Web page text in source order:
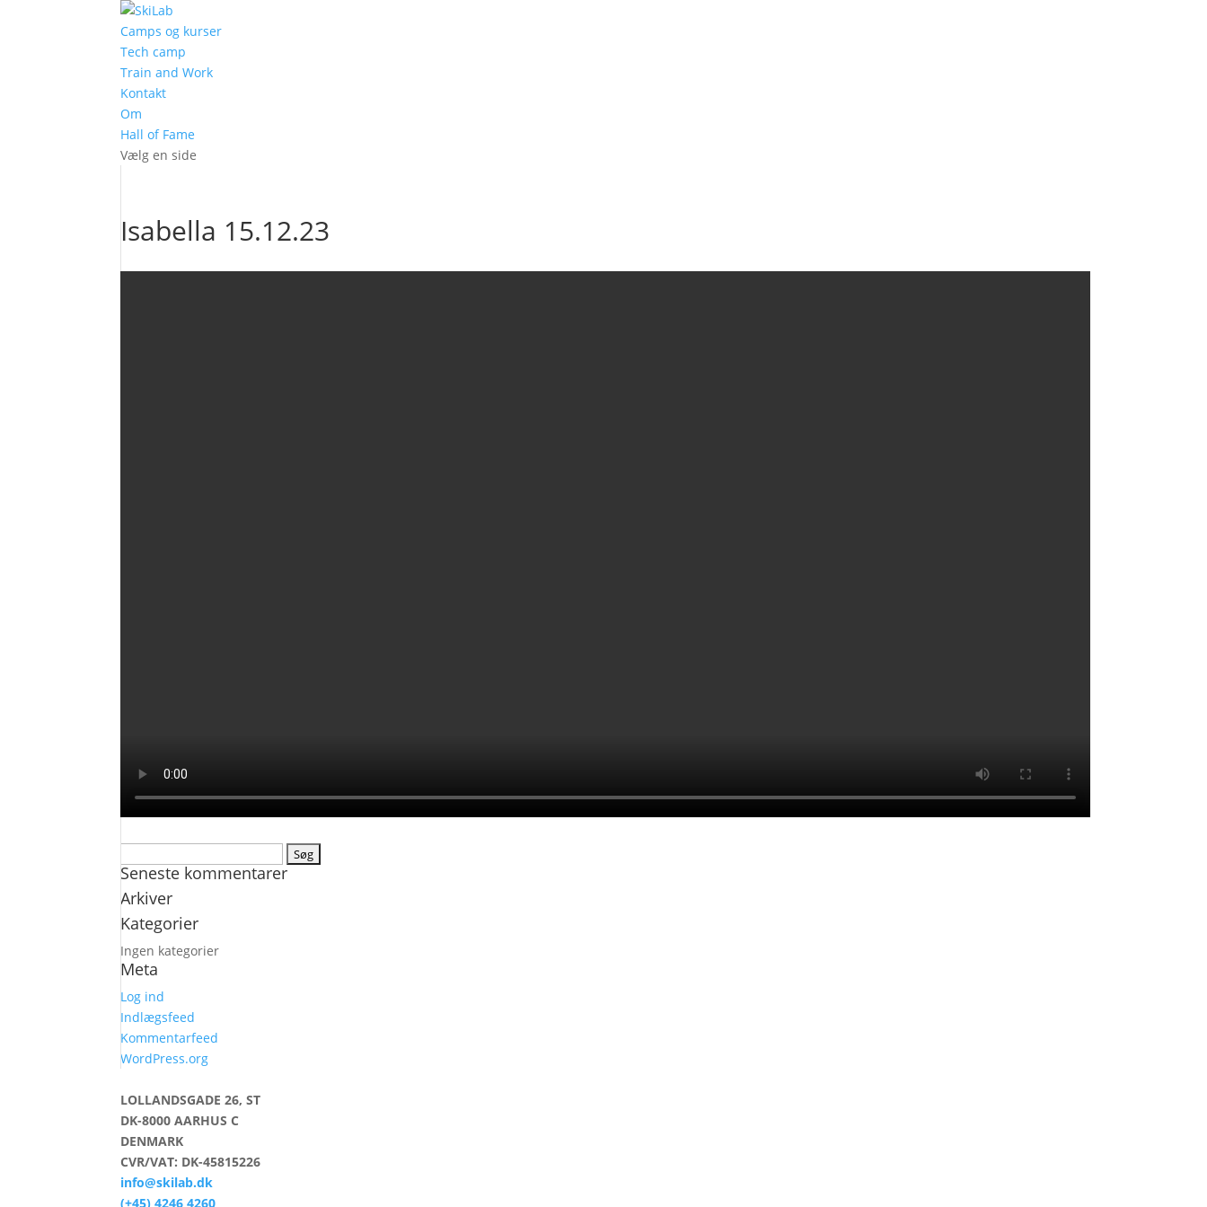
Camps og kurser
Tech camp
Train and Work
Kontakt
Om
Hall of Fame
Vælg en side
Isabella 15.12.23
efter:
Seneste kommentarer
Arkiver
Kategorier
Ingen kategorier
Meta
Log ind
Indlægsfeed
Kommentarfeed
WordPress.org
LOLLANDSGADE 26, ST
DK-8000 AARHUS C
DENMARK
CVR/VAT: DK-45815226
info@skilab.dk
(+45) 4246 4260